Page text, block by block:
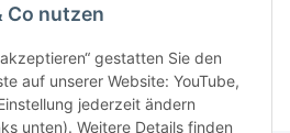
Co nutzen
gestatten Sie den
auf unserer Website: YouTube,
jederzeit ändern
unten). Weitere Details finden